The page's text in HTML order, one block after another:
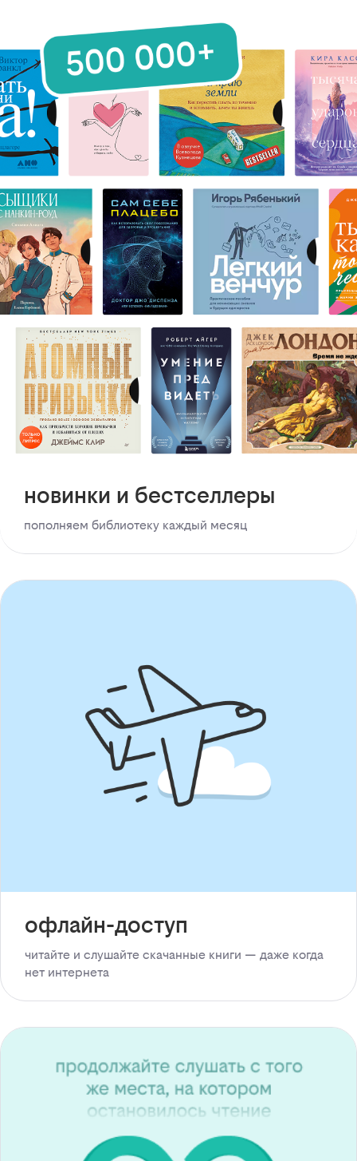
новинки и бестселлеры
пополняем библиотеку каждый месяц
офлайн-доступ
читайте и слушайте скачанные книги — даже когда
нет интернета